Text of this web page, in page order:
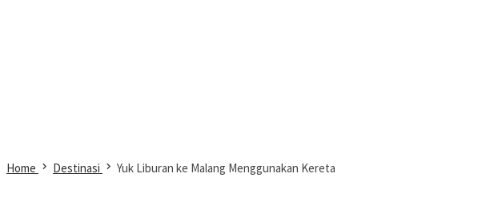
Home Destinasi Yuk Liburan ke Malang Menggunakan Kereta